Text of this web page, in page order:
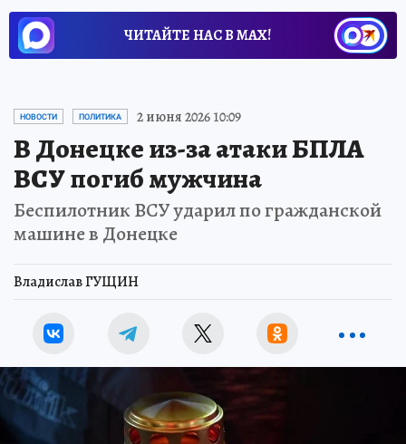
ЧИТАЙТЕ НАС В МАХ!
НОВОСТИ ПОЛИТИКА 2 июня 2026 10:09
В Донецке из-за атаки БПЛА
ВСУ погиб мужчина
Беспилотник ВСУ ударил по гражданской
машине в Донецке
Владислав ГУЩИН